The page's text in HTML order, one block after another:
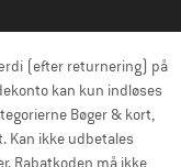
(efter returnering) på
kan kun indløses
Bøger & kort,
Kan ikke udbetales
Rabatkoden må ikke